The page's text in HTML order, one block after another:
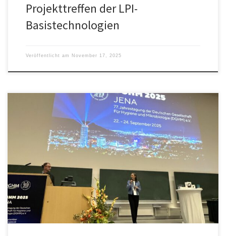
Projekttreffen der LPI-
Basistechnologien
Veröffentlicht am November 17, 2025
Auf der DGHM 2025 in Jena wurde das LPI durch Forschende der
Trägereinrichtungen zahlreich mit Posterbeiträgen repräsentiert.